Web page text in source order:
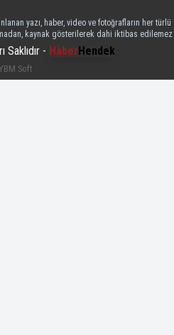
yazı, haber, video ve fotoğrafların her türlü
kaynak gösterilerek dahi iktibas edilemez
- HaberHendek
Soft